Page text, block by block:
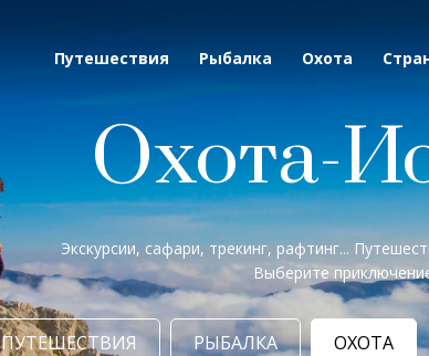
Путешествия Рыбалка Охота
Охота-
Экскурсии, сафари, трекинг, рафтинг...
Выберите
ПУТЕШЕСТВИЯ РЫБАЛКА ОХОТА